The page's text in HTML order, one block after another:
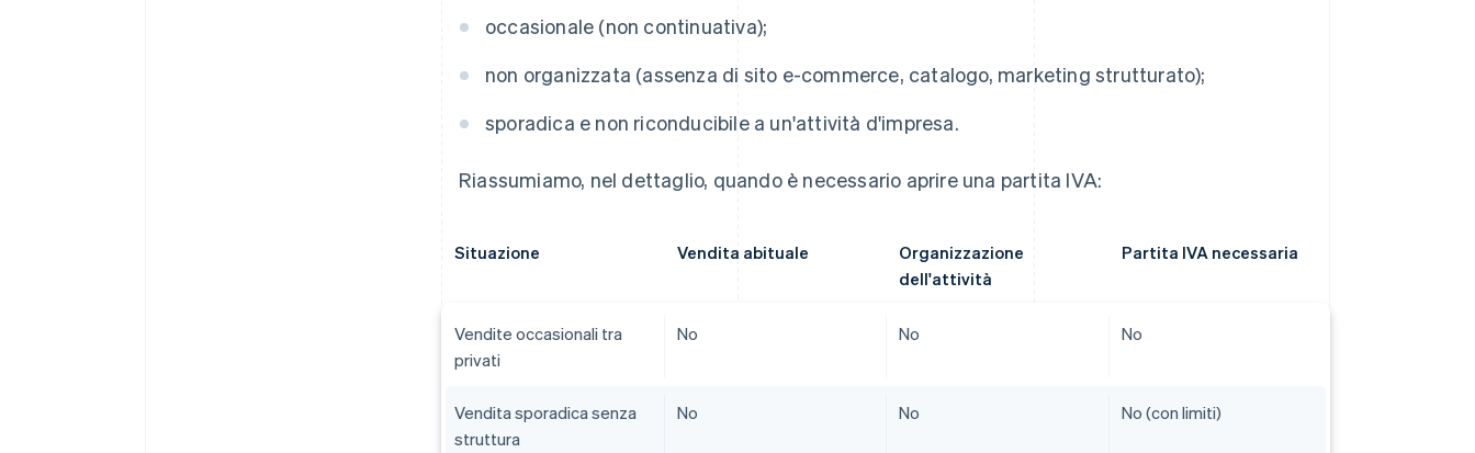
occasionale (non continuativa);
non organizzata (assenza di sito e-commerce, catalogo, marketing strutturato);
sporadica e non riconducibile a un'attività d'impresa.
Riassumiamo, nel dettaglio, quando è necessario aprire una partita IVA:
Situazione Vendita abituale
Organizzazione
dell'attività
Partita IVA necessaria
Vendite occasionali tra
privati
No No No
Vendita sporadica senza
struttura
No No No (con limiti)